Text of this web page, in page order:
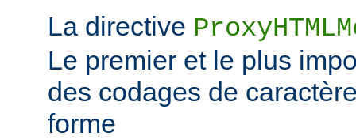
La directive
Le premier et le plus
des codages de
forme